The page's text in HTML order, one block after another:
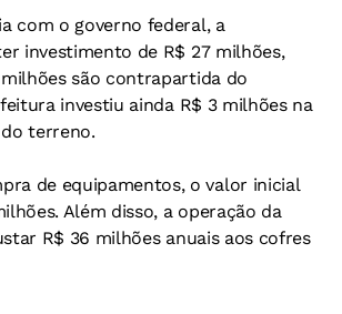
com o governo federal, a
investimento de R$ 27 milhões,
milhões são contrapartida do
investiu ainda R$ 3 milhões na
terreno.
de equipamentos, o valor inicial
Além disso, a operação da
R$ 36 milhões anuais aos cofres